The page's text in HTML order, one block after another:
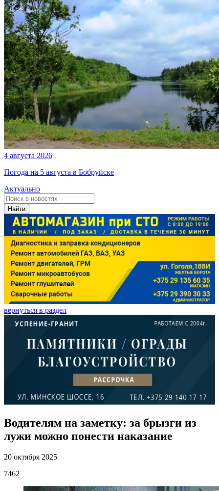
4 августа 2026
Погода на 5 августа в Бобруйске
Актуально
Найти
вернуться в раздел
Водителям на заметку: за брызги из
лужи можно понести наказание
20 октября 2025
7462